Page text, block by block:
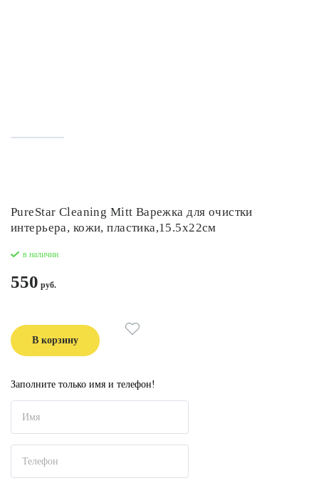
PureStar Cleaning Mitt Варежка для очистки
интерьера, кожи, пластика,15.5x22см
в наличии
550
В корзину
Заполните только имя и телефон!